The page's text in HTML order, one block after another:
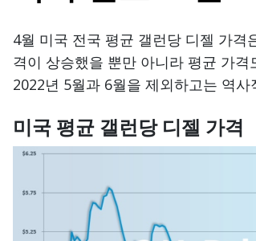
4월 미국 전국 평균 갤런당 디젤 가격
격이 상승했을 뿐만 아니라 평균 가
2022년 5월과 6월을 제외하고는 역
미국 평균 갤런당 디젤 가격